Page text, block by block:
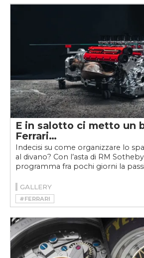
E in salotto ci metto un
Ferrari…
Indecisi su come organizzare lo
al divano? Con l’asta di RM
programma fra pochi giorni la
GALLERY
#FERRARI